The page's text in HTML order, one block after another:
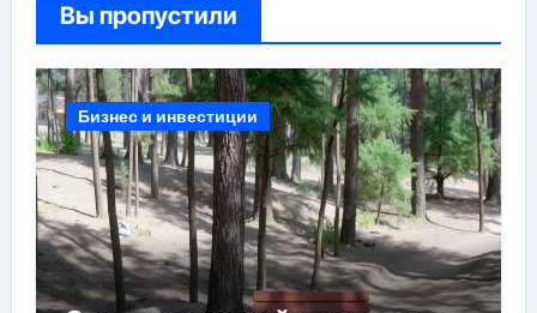
Вы пропустили
Бизнес и инвестиции